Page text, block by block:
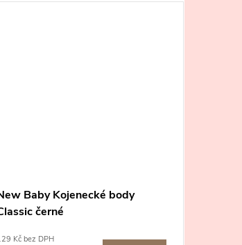
Baby Kojenecké body
černé
Kč bez DPH